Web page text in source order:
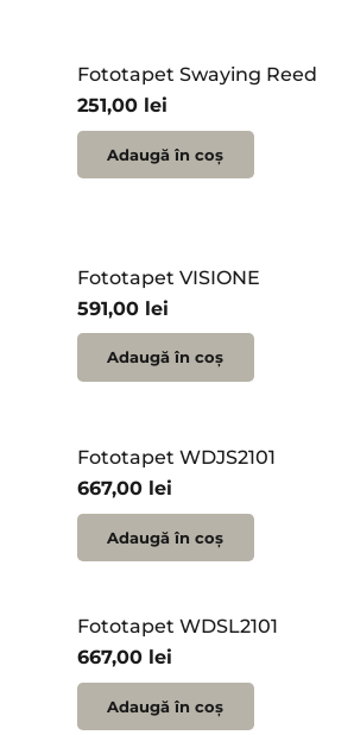
Fototapet Swaying Reed
251,00 lei
Adaugă în coș
Fototapet VISIONE
591,00 lei
Adaugă în coș
Fototapet WDJS2101
667,00 lei
Adaugă în coș
Fototapet WDSL2101
667,00 lei
Adaugă în coș